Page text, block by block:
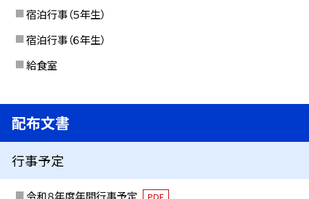
宿泊行事（５年生）
宿泊行事（６年生）
給食室
配布文書
行事予定
令和８年度年間行事予定 PDF